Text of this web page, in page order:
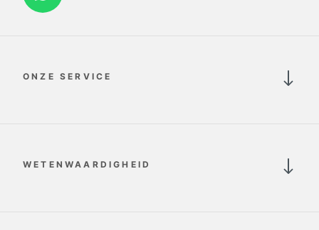
ONZE SERVICE
WETENWAARDIGHEID